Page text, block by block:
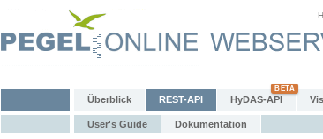
Überblick REST-API HyDAS-API
User's Guide Dokumentation